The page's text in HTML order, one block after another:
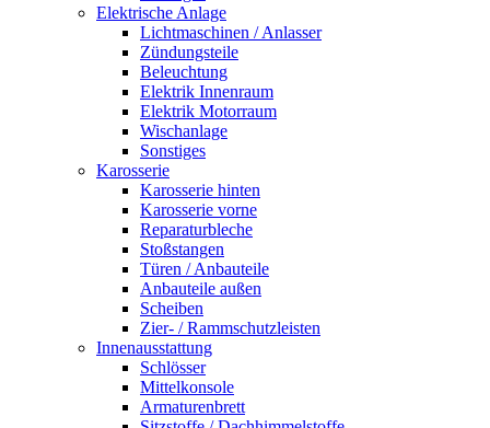
Elektrische Anlage
Lichtmaschinen / Anlasser
Zündungsteile
Beleuchtung
Elektrik Innenraum
Elektrik Motorraum
Wischanlage
Sonstiges
Karosserie
Karosserie hinten
Karosserie vorne
Reparaturbleche
Stoßstangen
Türen / Anbauteile
Anbauteile außen
Scheiben
Zier- / Rammschutzleisten
Innenausstattung
Schlösser
Mittelkonsole
Armaturenbrett